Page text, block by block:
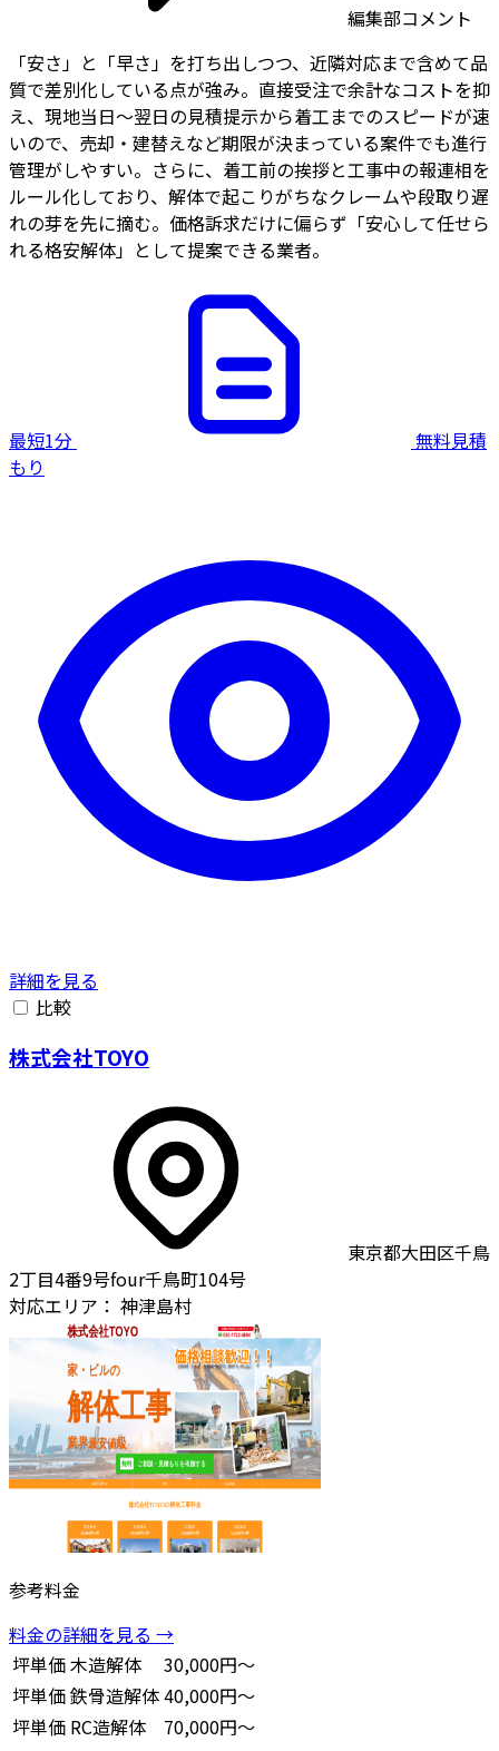
編集部コメント
「安さ」と「早さ」を打ち出しつつ、近隣対応まで含めて品
質で差別化している点が強み。直接受注で余計なコストを抑
え、現地当日〜翌日の見積提示から着工までのスピードが速
いので、売却・建替えなど期限が決まっている案件でも進行
管理がしやすい。さらに、着工前の挨拶と工事中の報連相を
ルール化しており、解体で起こりがちなクレームや段取り遅
れの芽を先に摘む。価格訴求だけに偏らず「安心して任せら
れる格安解体」として提案できる業者。
最短1分
無料見積
もり
詳細を見る
比較
株式会社TOYO
東京都大田区千鳥
2丁目4番9号four千鳥町104号
対応エリア： 神津島村
参考料金
料金の詳細を見る →
坪単価木造解体
30,000円～
坪単価鉄骨造解体40,000円～
坪単価 RC造解体 70,000円～